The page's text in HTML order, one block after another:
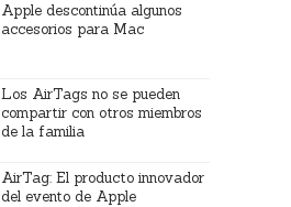
Apple descontinúa algunos
accesorios para Mac
Los AirTags no se pueden
compartir con otros miembros
de la familia
AirTag: El producto innovador
del evento de Apple